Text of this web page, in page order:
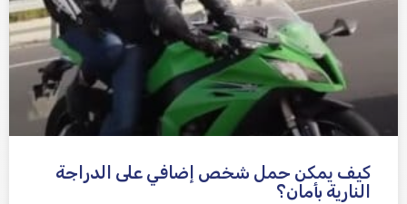
كيف يمكن حمل شخص إضافي على الدراجة
النارية بأمان؟